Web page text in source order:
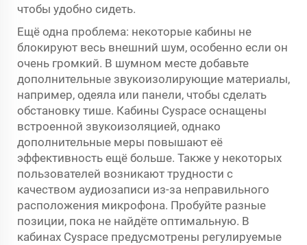
чтобы удобно сидеть.
Ещё одна проблема: некоторые кабины не
блокируют весь внешний шум, особенно если он
очень громкий. В шумном месте добавьте
дополнительные звукоизолирующие материалы,
например, одеяла или панели, чтобы сделать
обстановку тише. Кабины Cyspace оснащены
встроенной звукоизоляцией, однако
дополнительные меры повышают её
эффективность ещё больше. Также у некоторых
пользователей возникают трудности с
качеством аудиозаписи из-за неправильного
расположения микрофона. Пробуйте разные
позиции, пока не найдёте оптимальную. В
кабинах Cyspace предусмотрены регулируемые